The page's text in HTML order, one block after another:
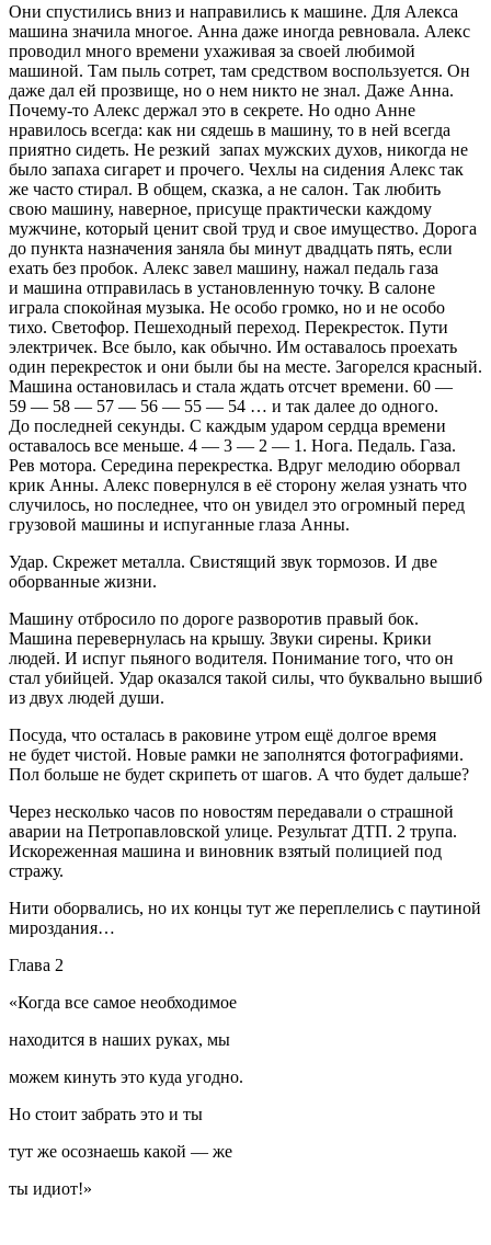
Они спустились вниз и направились к машине. Для Алекса
машина значила многое. Анна даже иногда ревновала. Алекс
проводил много времени ухаживая за своей любимой
машиной. Там пыль сотрет, там средством воспользуется. Он
даже дал ей прозвище, но о нем никто не знал. Даже Анна.
Почему-то Алекс держал это в секрете. Но одно Анне
нравилось всегда: как ни сядешь в машину, то в ней всегда
приятно сидеть. Не резкий запах мужских духов, никогда не
было запаха сигарет и прочего. Чехлы на сидения Алекс так
же часто стирал. В общем, сказка, а не салон. Так любить
свою машину, наверное, присуще практически каждому
мужчине, который ценит свой труд и свое имущество. Дорога
до пункта назначения заняла бы минут двадцать пять, если
ехать без пробок. Алекс завел машину, нажал педаль газа
и машина отправилась в установленную точку. В салоне
играла спокойная музыка. Не особо громко, но и не особо
тихо. Светофор. Пешеходный переход. Перекресток. Пути
электричек. Все было, как обычно. Им оставалось проехать
один перекресток и они были бы на месте. Загорелся красный.
Машина остановилась и стала ждать отсчет времени. 60 —
59 — 58 — 57 — 56 — 55 — 54 … и так далее до одного.
До последней секунды. С каждым ударом сердца времени
оставалось все меньше. 4 — 3 — 2 — 1. Нога. Педаль. Газа.
Рев мотора. Середина перекрестка. Вдруг мелодию оборвал
крик Анны. Алекс повернулся в её сторону желая узнать что
случилось, но последнее, что он увидел это огромный перед
грузовой машины и испуганные глаза Анны.
Удар. Скрежет металла. Свистящий звук тормозов. И две
оборванные жизни.
Машину отбросило по дороге разворотив правый бок.
Машина перевернулась на крышу. Звуки сирены. Крики
людей. И испуг пьяного водителя. Понимание того, что он
стал убийцей. Удар оказался такой силы, что буквально вышиб
из двух людей души.
Посуда, что осталась в раковине утром ещё долгое время
не будет чистой. Новые рамки не заполнятся фотографиями.
Пол больше не будет скрипеть от шагов. А что будет дальше?
Через несколько часов по новостям передавали о страшной
аварии на Петропавловской улице. Результат ДТП. 2 трупа.
Искореженная машина и виновник взятый полицией под
стражу.
Нити оборвались, но их концы тут же переплелись с паутиной
мироздания…
Глава 2
«Когда все самое необходимое
находится в наших руках, мы
можем кинуть это куда угодно.
Но стоит забрать это и ты
тут же осознаешь какой — же
ты идиот!»